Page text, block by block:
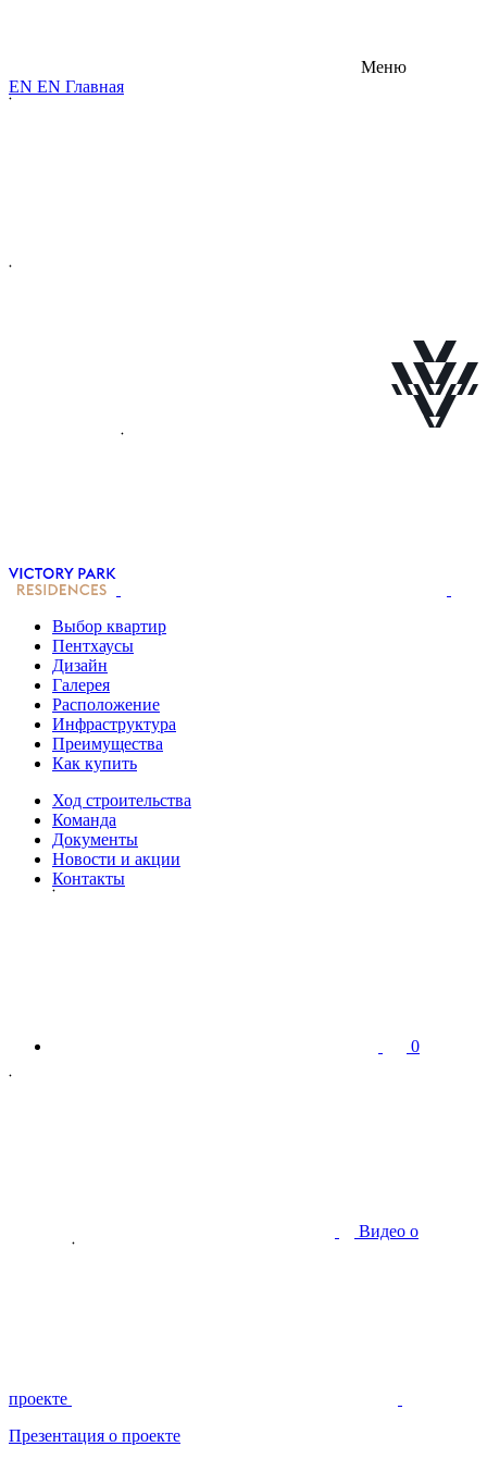
Меню
EN EN Главная
Выбор квартир
Пентхаусы
Дизайн
Галерея
Расположение
Инфраструктура
Преимущества
Как купить
Ход строительства
Команда
Документы
Новости и акции
Контакты
0
Видео о
проекте
Презентация о проекте